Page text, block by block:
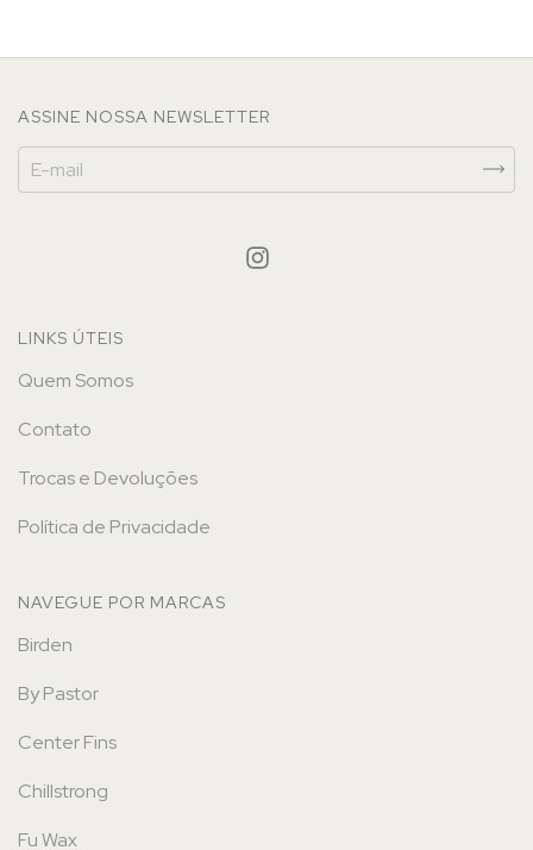
ASSINE NOSSA NEWSLETTER
LINKS ÚTEIS
Quem Somos
Contato
Trocas e Devoluções
Política de Privacidade
NAVEGUE POR MARCAS
Birden
By Pastor
Center Fins
Chillstrong
Fu Wax